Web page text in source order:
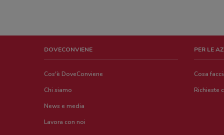
DOVECONVIENE
Cos'è DoveConviene
Chi siamo
News e media
Lavora con noi
PER LE
Cosa
Richieste